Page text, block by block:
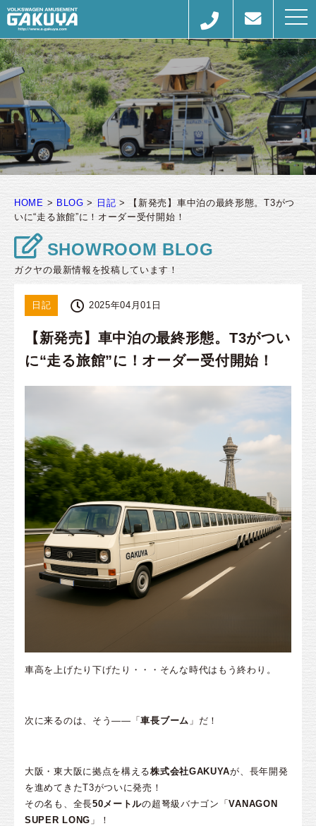
HOME > BLOG > 日記 >
【新発売】車中泊の最終形態。T3がつ
いに“走る旅館”に！オーダー受付開始！
SHOWROOM BLOG
ガクヤの最新情報を投稿しています！
日記 2025年04月01日
【新発売】車中泊の最終形態。T3がつい
に“走る旅館”に！オーダー受付開始！
車高を上げたり下げたり・・・そんな時代はもう終わり。
次に来るのは、そう——「車長ブーム 」だ！
大阪・東大阪に拠点を構える株式会社GAKUYAが、長年開発
を進めてきたT3がついに発売！
その名も、全長50メートルの超弩級バナゴン「VANAGON
SUPER LONG 」！